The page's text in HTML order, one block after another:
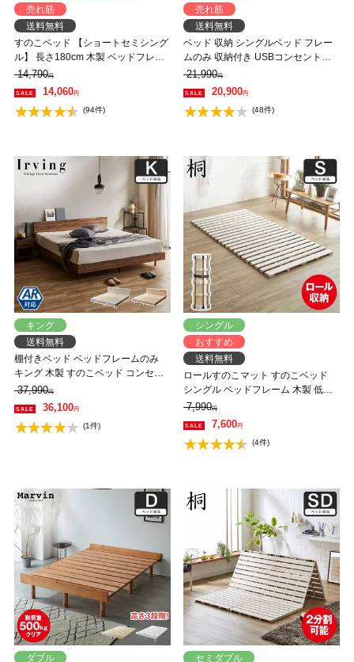
売れ筋
送料無料
すのこベッド 【ショートセミシング
ル】 長さ180cm 木製 ベッドフレー
ム 耐荷重350kg 組立簡単 高さ4段階
低ホルムアルデヒド バノン【AR】
14,790円
14,060円
(94件)
売れ筋
送料無料
ベッド 収納 シングルベッド フレー
ムのみ 収納付き USBコンセント付
き zesto ゼスト シングル すのこベッ
ド 引き出し付きベッド zesto 木製ベ
ッド【AR】【z有料組立】
21,990円
20,900円
(48件)
キング
送料無料
棚付きベッド ベッドフレームのみ
キング 木製 すのこベッド コンセン
ト アーヴィング 【大型家具配送】
37,990円
36,100円
(1件)
シングル
おすすめ
送料無料
ロールすのこマット すのこベッド
シングル ベッドフレーム 木製 低ホ
ルムアルデヒド 軽量 軽い コンパク
ト すのこマット 桐
7,990円
7,600円
(4件)
ダブル セミダブル